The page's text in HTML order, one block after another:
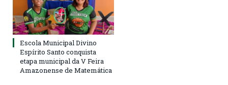
Escola Municipal Divino
Espírito Santo conquista
etapa municipal da V Feira
Amazonense de Matemática